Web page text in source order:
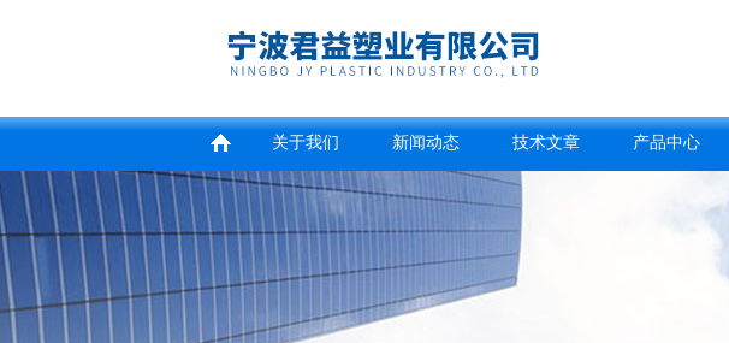
关于我们 新闻动态 技术文章 产品中心